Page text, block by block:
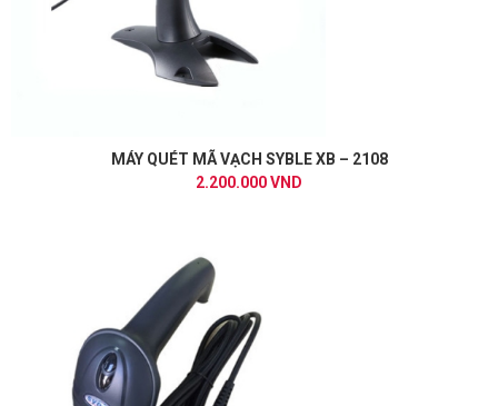
MÁY QUÉT MÃ VẠCH SYBLE XB – 2108
2.200.000 VND